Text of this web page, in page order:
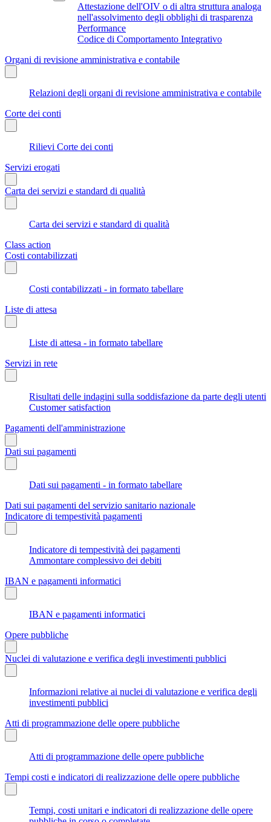
Attestazione dell'OIV o di altra struttura analoga
nell'assolvimento degli obblighi di trasparenza
Performance
Codice di Comportamento Integrativo
Organi di revisione amministrativa e contabile
Relazioni degli organi di revisione amministrativa e contabile
Corte dei conti
Rilievi Corte dei conti
Servizi erogati
Carta dei servizi e standard di qualità
Carta dei servizi e standard di qualità
Class action
Costi contabilizzati
Costi contabilizzati - in formato tabellare
Liste di attesa
Liste di attesa - in formato tabellare
Servizi in rete
Risultati delle indagini sulla soddisfazione da parte degli utenti
Customer satisfaction
Pagamenti dell'amministrazione
Dati sui pagamenti
Dati sui pagamenti - in formato tabellare
Dati sui pagamenti del servizio sanitario nazionale
Indicatore di tempestività pagamenti
Indicatore di tempestività dei pagamenti
Ammontare complessivo dei debiti
IBAN e pagamenti informatici
IBAN e pagamenti informatici
Opere pubbliche
Nuclei di valutazione e verifica degli investimenti pubblici
Informazioni relative ai nuclei di valutazione e verifica degli
investimenti pubblici
Atti di programmazione delle opere pubbliche
Atti di programmazione delle opere pubbliche
Tempi costi e indicatori di realizzazione delle opere pubbliche
Tempi, costi unitari e indicatori di realizzazione delle opere